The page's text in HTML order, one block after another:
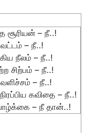
சூரியன் – நீ..!
– நீ..!
நீலம் – நீ..!
சிற்பம் – நீ..!
– நீ..!
கவிதை – நீ..!
– நீ தான்..!